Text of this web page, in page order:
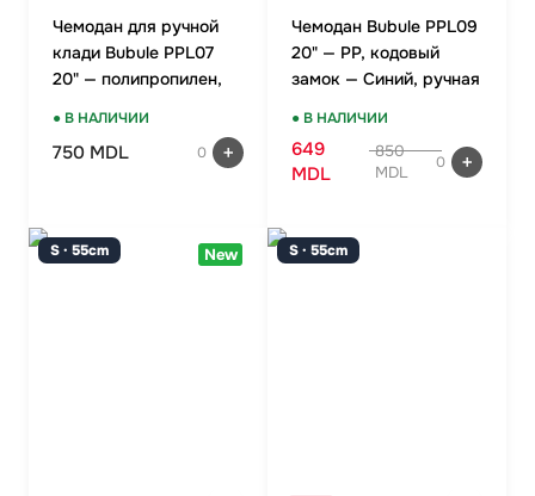
Чемодан для ручной
клади Bubule PPL07
20" — полипропилен,
● В НАЛИЧИИ
750 MDL 0
Чемодан Bubule PPL09
20" — PP, кодовый
замок — Синий, ручная
● В НАЛИЧИИ
649
MDL
850
MDL
0
S · 55cm New S · 55cm